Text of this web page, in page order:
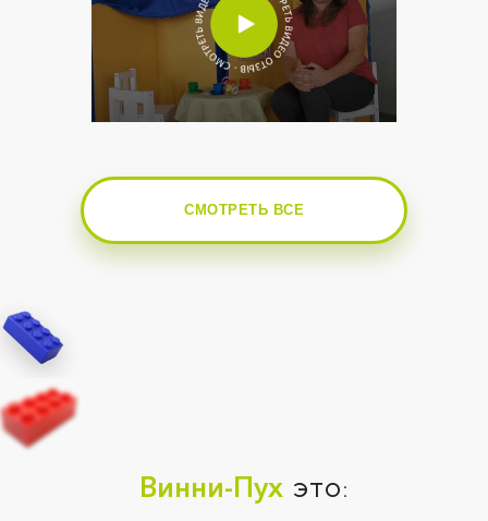
СМОТРЕТЬ ВСЕ
Винни-Пух это: